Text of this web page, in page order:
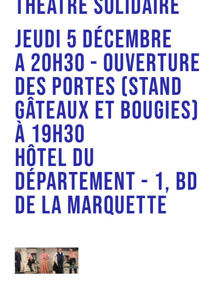
Théâtre solidaire
Jeudi 5 décembre
A 20h30 - Ouverture
des portes (stand
gâteaux et bougies)
à 19h30
Hôtel du
Département - 1, bd
de la Marquette